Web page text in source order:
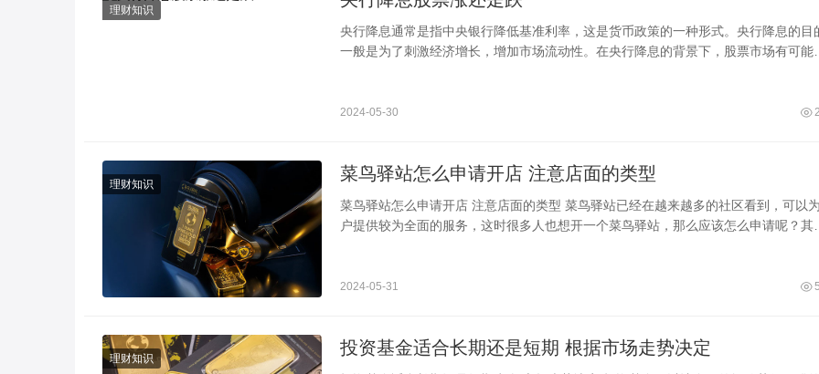
理财知识
央行降息通常是指中央银行降低基准利率，这是货币政策的一种形式。央行降息的目
一般是为了刺激经济增长，增加市场流动性。在央行降息的背景下，股票市场有可能上
2024-05-30
理财知识
菜鸟驿站怎么申请开店 注意店面的类型
菜鸟驿站怎么申请开店 注意店面的类型 菜鸟驿站已经在越来越多的社区看到，可以为用
户提供较为全面的服务，这时很多人也想开一个菜鸟驿站，那么应该怎么申请呢？其实
2024-05-31
理财知识
投资基金适合长期还是短期 根据市场走势决定